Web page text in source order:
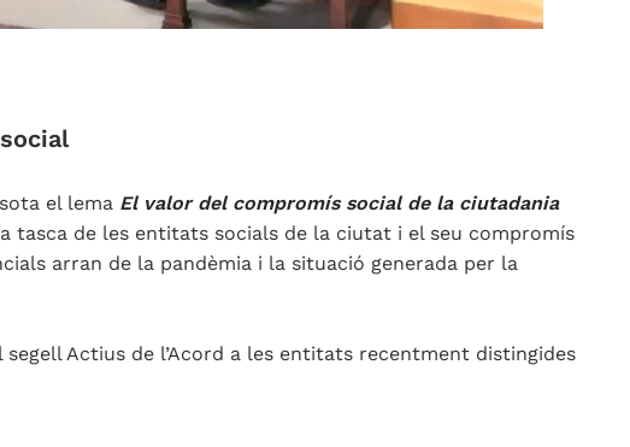
el lema El valor del compromís social de la ciutadania
tasca de les entitats socials de la ciutat i el seu compromís
arran de la pandèmia i la situació generada per la
Actius de l’Acord a les entitats recentment distingides